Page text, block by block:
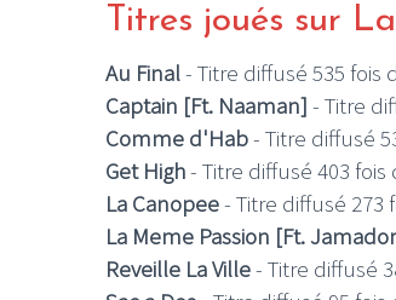
Titres joués sur
Au Final- Titre diffusé 535 fois
Captain [Ft. Naaman] - Titre
Comme d'Hab- Titre diffusé
Get High- Titre diffusé 403
La Canopee- Titre diffusé 273
La Meme Passion [Ft.
Reveille La Ville- Titre diffusé